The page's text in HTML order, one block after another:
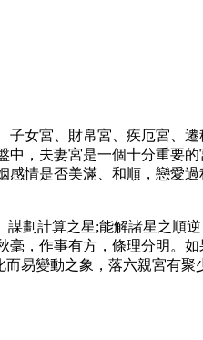
女宮、財帛宮、疾厄宮、
，夫妻宮是一個十分重要
情是否美滿、和順，戀愛
劃計算之星;能解諸星之順
，作事有方，條理分明。
易變動之象，落六親宮有聚